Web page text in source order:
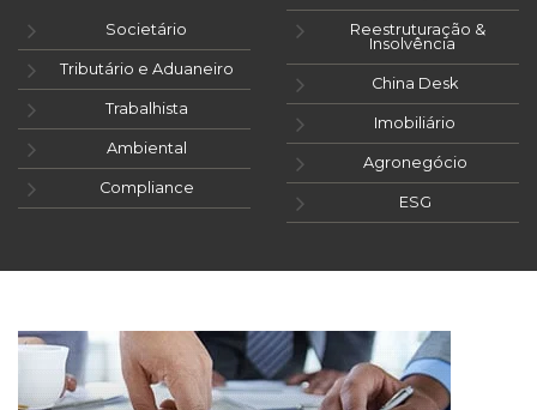
Societário
Tributário e Aduaneiro
Trabalhista
Ambiental
Compliance
Reestruturação &
Insolvência
China Desk
Imobiliário
Agronegócio
ESG